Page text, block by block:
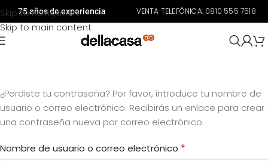
Skip to navigation
Skip to main content
75 años de experiencia VENTA TELEFÓNICA: 0810 555 7518
¿Perdiste tu contraseña? Por favor, introduce tu nombre de
usuario o correo electrónico. Recibirás un enlace para crear
una contraseña nueva por correo electrónico.
Nombre de usuario o correo electrónico *